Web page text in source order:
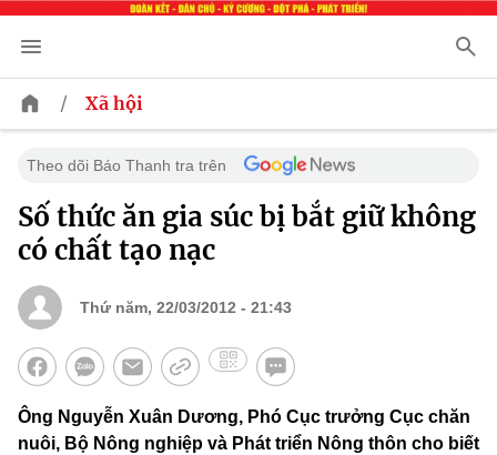
/ Xã hội
Theo dõi Báo Thanh tra trên
Số thức ăn gia súc bị bắt giữ không
có chất tạo nạc
Thứ năm, 22/03/2012 - 21:43
Ông Nguyễn Xuân Dương, Phó Cục trưởng Cục chăn
nuôi, Bộ Nông nghiệp và Phát triển Nông thôn cho biết